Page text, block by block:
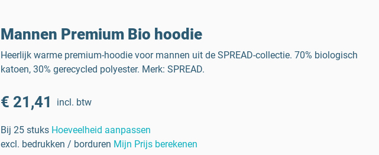
Mannen Premium Bio hoodie
Heerlijk warme premium-hoodie voor mannen uit de SPREAD-collectie. 70% biologisch
katoen, 30% gerecycled polyester. Merk: SPREAD.
€ 21,41 incl. btw
Bij 25 stuks Hoeveelheid aanpassen
excl. bedrukken / borduren Mijn Prijs berekenen